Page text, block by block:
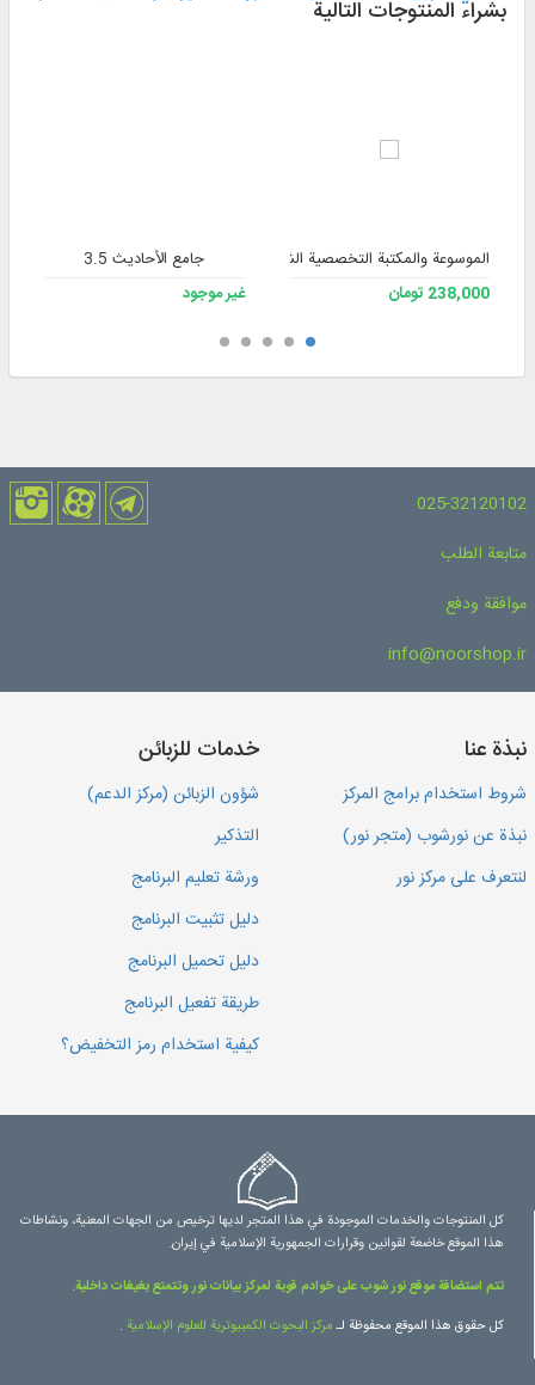
بشراء المنتوجات التالية
الموسوعة والمكتبة التخصصية الشاملة للفقه 3
238,000 تومان
جامع الأحاديث 3.5
غير موجود
025-32120102
متابعة الطلب
موافقة ودفع
info@noorshop.ir
نبذة عنا
شروط استخدام برامج المركز
نبذة عن نورشوب (متجر نور)
لنتعرف على مركز نور
خدمات للزبائن
شؤون الزبائن (مركز الدعم)
التذكير
ورشة تعليم البرنامج
دليل تثبيت البرنامج
دليل تحميل البرنامج
طريقة تفعيل البرنامج
كيفية استخدام رمز التخفيض؟
كل المنتوجات والخدمات الموجودة في هذا المتجر لديها ترخيص من الجهات المعنية، ونشاطات
هذا الموقع خاضعة لقوانين وقرارات الجمهورية الإسلامية في إيران.
تتم استضافة موقع نور شوب على خوادم قوية لمركز بيانات نور وتتمتع بغيغات داخلية.
كل حقوق هذا الموقع محفوظة لـمرکز البحوث الكمبيوترية للعلوم الإسلامية .